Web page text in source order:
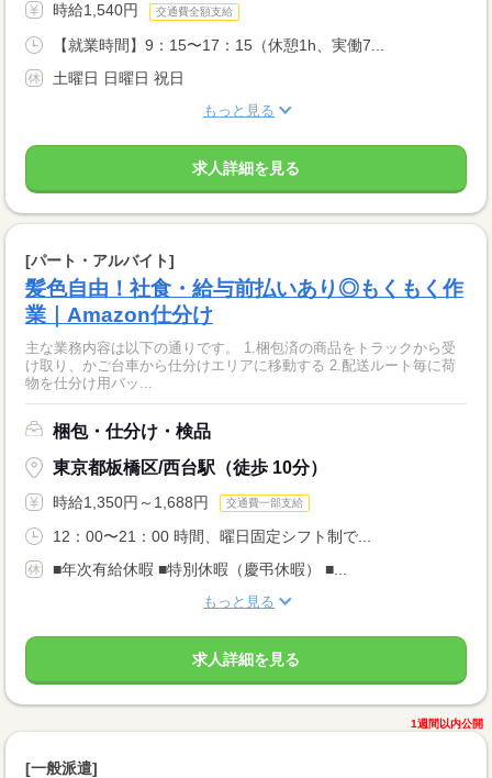
時給1,540円 交通費全額支給
【就業時間】9：15〜17：15（休憩1h、実働7...
土曜日 日曜日 祝日
もっと見る
求人詳細を見る
[パート・アルバイト]
髪色自由！社食・給与前払いあり◎もくもく作
業｜Amazon仕分け
主な業務内容は以下の通りです。 1.梱包済の商品をトラックから受
け取り、かご台車から仕分けエリアに移動する 2.配送ルート毎に荷
物を仕分け用バッ...
梱包・仕分け・検品
東京都板橋区/西台駅（徒歩 10分）
時給1,350円～1,688円 交通費一部支給
12：00〜21：00 時間、曜日固定シフト制で...
■年次有給休暇 ■特別休暇（慶弔休暇） ■...
もっと見る
求人詳細を見る
1週間以内公開
[一般派遣]